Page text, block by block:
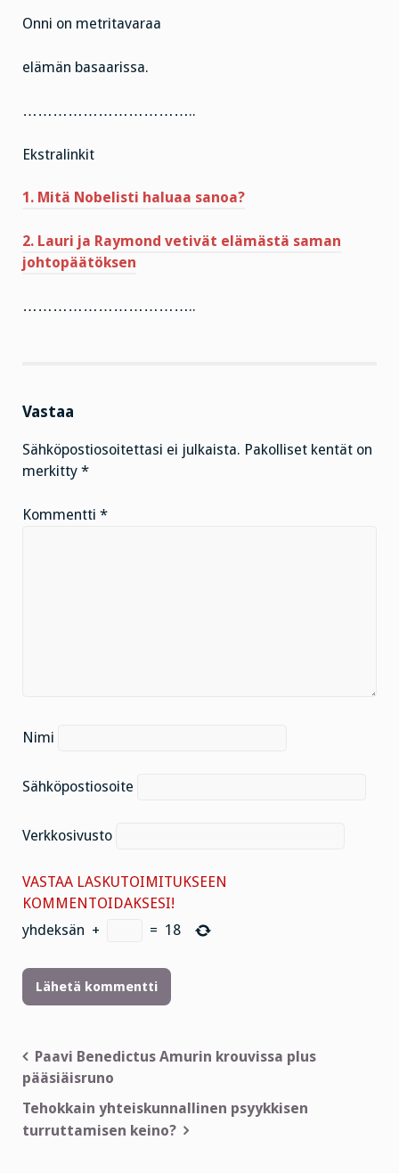
Onni on metritavaraa
elämän basaarissa.
……………………………..
Ekstralinkit
1. Mitä Nobelisti haluaa sanoa?
2. Lauri ja Raymond vetivät elämästä saman
johtopäätöksen
……………………………..
Vastaa
Sähköpostiosoitettasi ei julkaista. Pakolliset kentät on
merkitty *
Kommentti *
Nimi
Sähköpostiosoite
Verkkosivusto
VASTAA LASKUTOIMITUKSEEN
KOMMENTOIDAKSESI!
yhdeksän + = 18
Artikkelien
selaus
Paavi Benedictus Amurin krouvissa plus
pääsiäisruno
Tehokkain yhteiskunnallinen psyykkisen
turruttamisen keino?